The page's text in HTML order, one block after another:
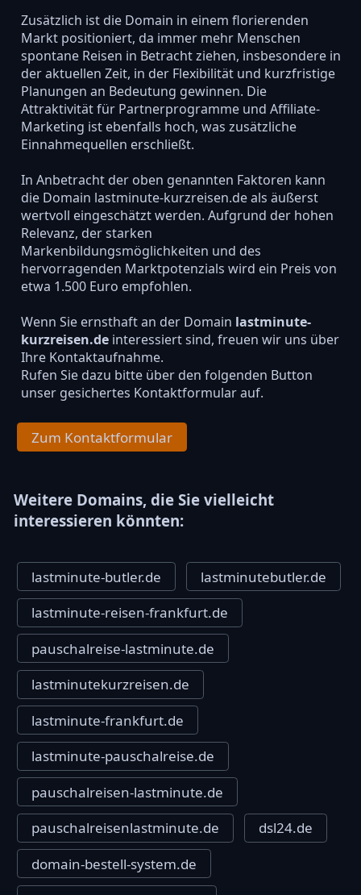
Zusätzlich ist die Domain in einem florierenden
Markt positioniert, da immer mehr Menschen
spontane Reisen in Betracht ziehen, insbesondere in
der aktuellen Zeit, in der Flexibilität und kurzfristige
Planungen an Bedeutung gewinnen. Die
Attraktivität für Partnerprogramme und Affiliate-
Marketing ist ebenfalls hoch, was zusätzliche
Einnahmequellen erschließt.
In Anbetracht der oben genannten Faktoren kann
die Domain lastminute-kurzreisen.de als äußerst
wertvoll eingeschätzt werden. Aufgrund der hohen
Relevanz, der starken
Markenbildungsmöglichkeiten und des
hervorragenden Marktpotenzials wird ein Preis von
etwa 1.500 Euro empfohlen.
Wenn Sie ernsthaft an der Domain lastminute-
kurzreisen.deinteressiert sind, freuen wir uns über
Ihre Kontaktaufnahme.
Rufen Sie dazu bitte über den folgenden Button
unser gesichertes Kontaktformular auf.
Zum Kontaktformular
Weitere Domains, die Sie vielleicht
interessieren könnten:
lastminute-butler.de
lastminutebutler.de
lastminute-reisen-frankfurt.de
pauschalreise-lastminute.de
lastminutekurzreisen.de
lastminute-frankfurt.de
lastminute-pauschalreise.de
pauschalreisen-lastminute.de
pauschalreisenlastminute.de
dsl24.de
domain-bestell-system.de